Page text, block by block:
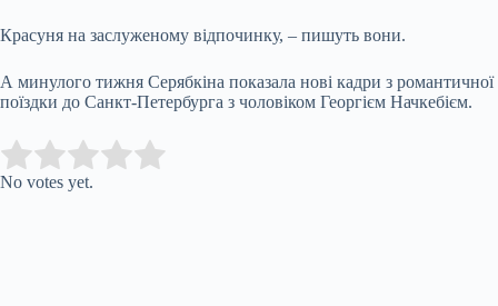
Красуня на заслуженому відпочинку, – пишуть вони.
А минулого тижня Серябкіна показала нові кадри з романтичної
поїздки до Санкт-Петербурга з чоловіком Георгієм Начкебієм.
Rate this item:
No votes yet.